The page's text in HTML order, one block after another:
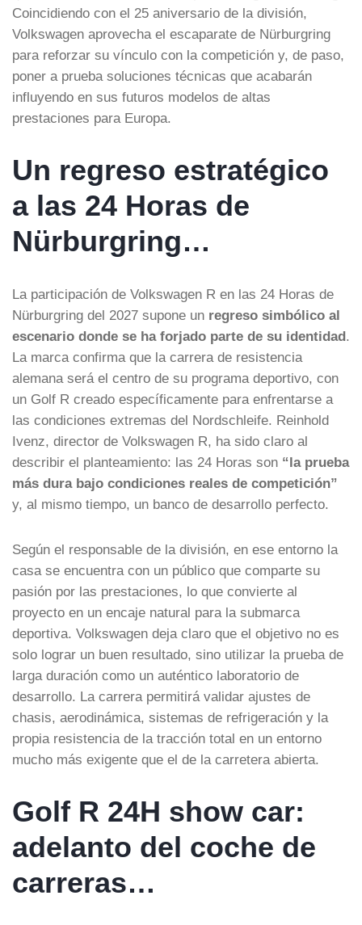
Coincidiendo con el 25 aniversario de la división,
Volkswagen aprovecha el escaparate de Nürburgring
para reforzar su vínculo con la competición y, de paso,
poner a prueba soluciones técnicas que acabarán
influyendo en sus futuros modelos de altas
prestaciones para Europa.
Un regreso estratégico
a las 24 Horas de
Nürburgring…
La participación de Volkswagen R en las 24 Horas de
Nürburgring del 2027 supone un regreso simbólico al
escenario donde se ha forjado parte de su identidad.
La marca confirma que la carrera de resistencia
alemana será el centro de su programa deportivo, con
un Golf R creado específicamente para enfrentarse a
las condiciones extremas del Nordschleife. Reinhold
Ivenz, director de Volkswagen R, ha sido claro al
describir el planteamiento: las 24 Horas son “la prueba
más dura bajo condiciones reales de competición”
y, al mismo tiempo, un banco de desarrollo perfecto.
Según el responsable de la división, en ese entorno la
casa se encuentra con un público que comparte su
pasión por las prestaciones, lo que convierte al
proyecto en un encaje natural para la submarca
deportiva. Volkswagen deja claro que el objetivo no es
solo lograr un buen resultado, sino utilizar la prueba de
larga duración como un auténtico laboratorio de
desarrollo. La carrera permitirá validar ajustes de
chasis, aerodinámica, sistemas de refrigeración y la
propia resistencia de la tracción total en un entorno
mucho más exigente que el de la carretera abierta.
Golf R 24H show car:
adelanto del coche de
carreras…